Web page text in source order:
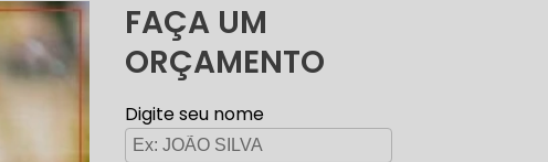
FAÇA UM
ORÇAMENTO
Digite seu nome